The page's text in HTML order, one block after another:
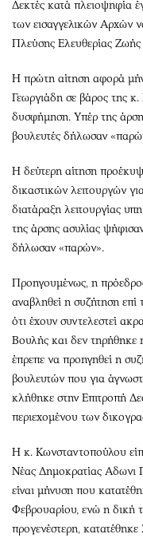
Περιβάλλον
Ελλάδα
Κόσμος
Παράξενα
Πολιτισμός
Σινεμά
Θέατρο-Χορός
Μουσική
Εικαστικά
Βιβλίο
Χειρόγραφα
Δεκτές κατά πλειοψηφία
των εισαγγελικών Αρχών
Πλεύσης Ελευθερίας
Η πρώτη αίτηση αφορά
Γεωργιάδη σε βάρος της
δυσφήμηση. Υπέρ της
βουλευτές δήλωσαν
Η δεύτερη αίτηση
δικαστικών λειτουργών
διατάραξη λειτουργίας
της άρσης ασυλίας
δήλωσαν «παρών».
Προηγουμένως, η
αναβληθεί η συζήτηση επί
ότι έχουν συντελεστεί
Βουλής και δεν τηρήθηκε
έπρεπε να προηγηθεί η
βουλευτών που για
κλήθηκε στην Επιτροπή
περιεχομένου των
Η κ. Κωνσταντοπούλου
Νέας Δημοκρατίας Αδωνι
είναι μήνυση που
Φεβρουαρίου, ενώ η δική
προγενέστερη,